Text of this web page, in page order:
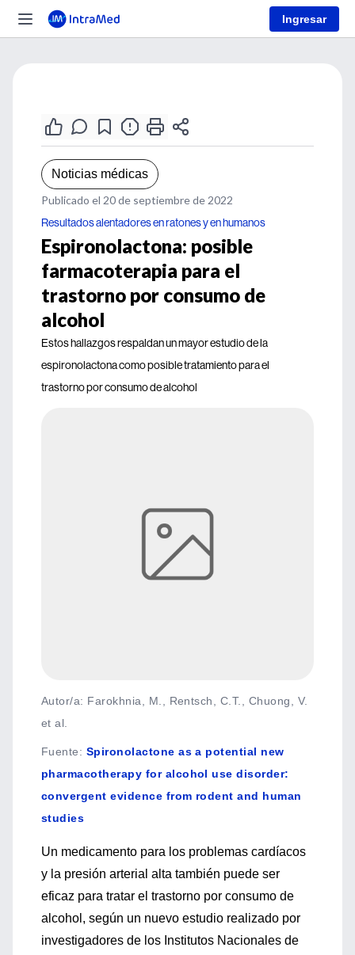
Ingresar
Noticias médicas
Publicado el 20 de septiembre de 2022
Resultados alentadores en ratones y en humanos
Espironolactona: posible
farmacoterapia para el
trastorno por consumo de
alcohol
Estos hallazgos respaldan un mayor estudio de la
espironolactona como posible tratamiento para el
trastorno por consumo de alcohol
Autor/a: Farokhnia, M., Rentsch, C.T., Chuong, V.
et al.
Fuente: Spironolactone as a potential new
pharmacotherapy for alcohol use disorder:
convergent evidence from rodent and human
studies
Un medicamento para los problemas cardíacos
y la presión arterial alta también puede ser
eficaz para tratar el trastorno por consumo de
alcohol, según un nuevo estudio realizado por
investigadores de los Institutos Nacionales de